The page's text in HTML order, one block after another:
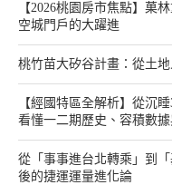
【2026桃園房市焦點】菓
空城門戶的大躍進
桃竹苗大矽谷計畫：從土
【經國特區全解析】從沉
看懂一二期歷史、容積數
從「事事進台北轉乘」到
後的捷運運量進化論